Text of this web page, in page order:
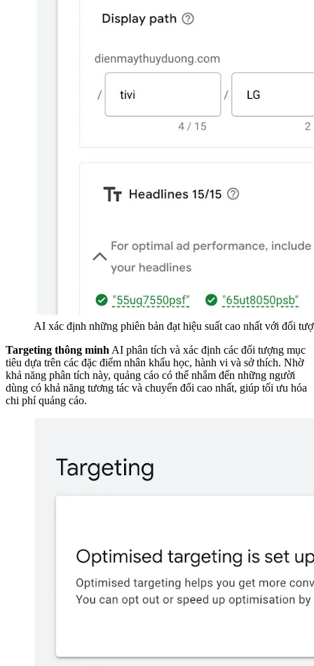
AI xác định những phiên bản đạt hiệu suất cao nhất với đối
Targeting thông minh AI phân tích và xác định các đối tượng mục
tiêu dựa trên các đặc điểm nhân khẩu học, hành vi và sở thích. Nhờ
khả năng phân tích này, quảng cáo có thể nhắm đến những người
dùng có khả năng tương tác và chuyển đổi cao nhất, giúp tối ưu hóa
chi phí quảng cáo.